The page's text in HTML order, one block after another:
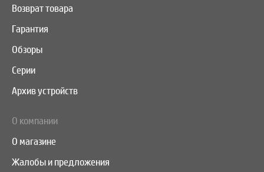
Возврат товара
Гарантия
Обзоры
Серии
Архив устройств
О компании
О магазине
Жалобы и предложения